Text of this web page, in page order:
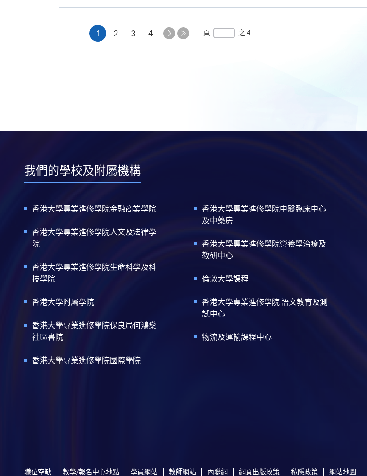
1 本
2 3 4
下
頁 之 4
我們的學校及附屬機構
香港大學專業進修學院金融商業學院
香港大學專業進修學院人文及法律學
院
香港大學專業進修學院生命科學及科
技學院
香港大學附屬學院
香港大學專業進修學院保良局何鴻燊
社區書院
香港大學專業進修學院國際學院
香港大學專業進修學院中醫臨床中心
及中藥房
香港大學專業進修學院營養學治療及
教研中心
倫敦大學課程
香港大學專業進修學院 語文教育及測
試中心
物流及運輸課程中心
職位空缺 教學/報名中心地點 學員網站 教師網站 內聯網 網頁出版政策 私隱政策 網站地圖